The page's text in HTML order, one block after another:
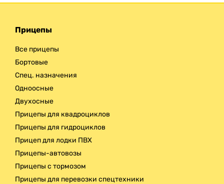
Прицепы
Все прицепы
Бортовые
Спец. назначения
Одноосные
Двухосные
Прицепы для квадроциклов
Прицепы для гидроциклов
Прицеп для лодки ПВХ
Прицепы-автовозы
Прицепы с тормозом
Прицепы для перевозки спецтехники